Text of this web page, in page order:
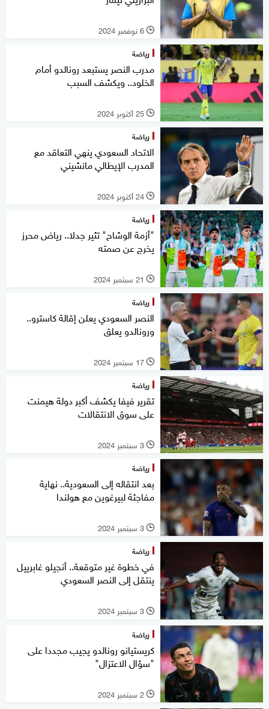
l 6 نوفمبر 2024
رياضة
مدرب النصر يستبعد رونالدو أمام
الخلود.. ويكشف السبب
l 25 أكتوبر 2024
رياضة
الاتحاد السعودي ينهي التعاقد مع
المدرب الإيطالي مانشيني
l 24 أكتوبر 2024
رياضة
"أزمة الوشاح" تثير جدلا.. رياض محرز
يخرج عن صمته
l 21 سبتمبر 2024
رياضة
النصر السعودي يعلن إقالة كاسترو..
ورونالدو يعلق
l 17 سبتمبر 2024
رياضة
تقرير فيفا يكشف أكبر دولة هيمنت
على سوق الانتقالات
l 3 سبتمبر 2024
رياضة
بعد انتقاله إلى السعودية.. نهاية
مفاجئة لبيرغوين مع هولندا
l 3 سبتمبر 2024
رياضة
في خطوة غير متوقعة.. أنجيلو غابرييل
ينتقل إلى النصر السعودي
l 3 سبتمبر 2024
رياضة
كريستيانو رونالدو يجيب مجددا على
"سؤال الاعتزال"
l 2 سبتمبر 2024